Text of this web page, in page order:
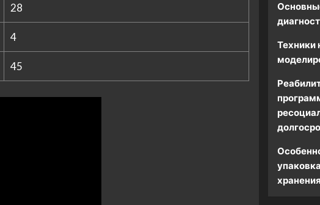
28
4
45
Техники
хранения